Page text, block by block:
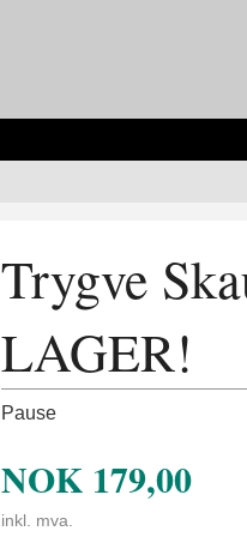
Trygve
LAGER!
Pause
NOK 179,00
inkl. mva.